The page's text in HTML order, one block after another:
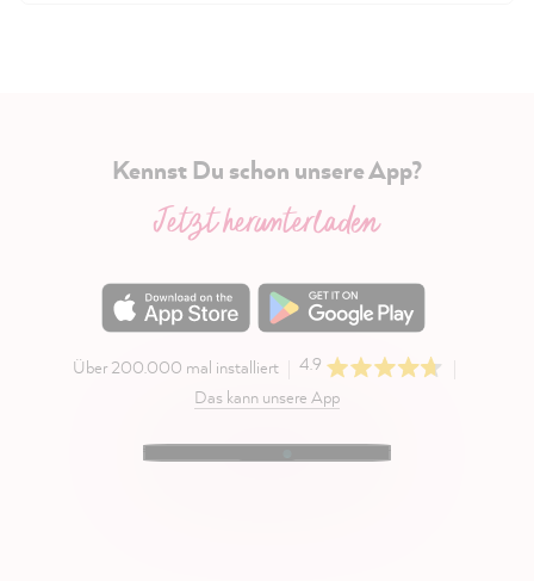
Kennst Du schon unsere App?
Jetzt herunterladen
Über 200.000 mal installiert
4.9
Das kann unsere App